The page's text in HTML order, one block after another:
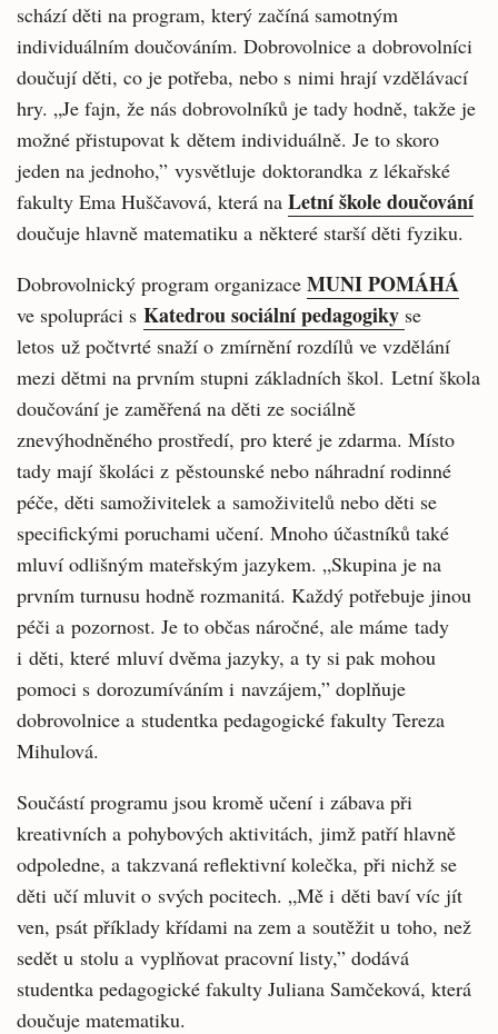
schází děti na program, který začíná samotným
individuálním doučováním. Dobrovolnice a dobrovolníci
doučují děti, co je potřeba, nebo s nimi hrají vzdělávací
hry. „Je fajn, že nás dobrovolníků je tady hodně, takže je
možné přistupovat k dětem individuálně. Je to skoro
jeden na jednoho,” vysvětluje doktorandka z lékařské
fakulty Ema Huščavová, která na Letní škole doučování
doučuje hlavně matematiku a některé starší děti fyziku.
Dobrovolnický program organizace MUNI POMÁHÁ
ve spolupráci s Katedrou sociální pedagogiky se
letos už počtvrté snaží o zmírnění rozdílů ve vzdělání
mezi dětmi na prvním stupni základních škol. Letní škola
doučování je zaměřená na děti ze sociálně
znevýhodněného prostředí, pro které je zdarma. Místo
tady mají školáci z pěstounské nebo náhradní rodinné
péče, děti samoživitelek a samoživitelů nebo děti se
specifickými poruchami učení. Mnoho účastníků také
mluví odlišným mateřským jazykem. „Skupina je na
prvním turnusu hodně rozmanitá. Každý potřebuje jinou
péči a pozornost. Je to občas náročné, ale máme tady
i děti, které mluví dvěma jazyky, a ty si pak mohou
pomoci s dorozumíváním i navzájem,” doplňuje
dobrovolnice a studentka pedagogické fakulty Tereza
Mihulová.
Součástí programu jsou kromě učení i zábava při
kreativních a pohybových aktivitách, jimž patří hlavně
odpoledne, a takzvaná reflektivní kolečka, při nichž se
děti učí mluvit o svých pocitech. „Mě i děti baví víc jít
ven, psát příklady křídami na zem a soutěžit u toho, než
sedět u stolu a vyplňovat pracovní listy,” dodává
studentka pedagogické fakulty Juliana Samčeková, která
doučuje matematiku.